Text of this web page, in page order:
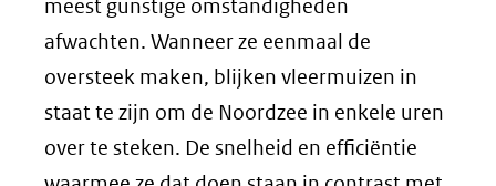
meest gunstige omstandigheden
afwachten. Wanneer ze eenmaal de
oversteek maken, blijken vleermuizen in
staat te zijn om de Noordzee in enkele uren
over te steken. De snelheid en efficiëntie